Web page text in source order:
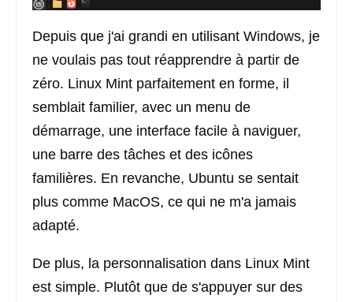
Depuis que j'ai grandi en utilisant Windows, je
ne voulais pas tout réapprendre à partir de
zéro. Linux Mint parfaitement en forme, il
semblait familier, avec un menu de
démarrage, une interface facile à naviguer,
une barre des tâches et des icônes
familières. En revanche, Ubuntu se sentait
plus comme MacOS, ce qui ne m'a jamais
adapté.
De plus, la personnalisation dans Linux Mint
est simple. Plutôt que de s'appuyer sur des